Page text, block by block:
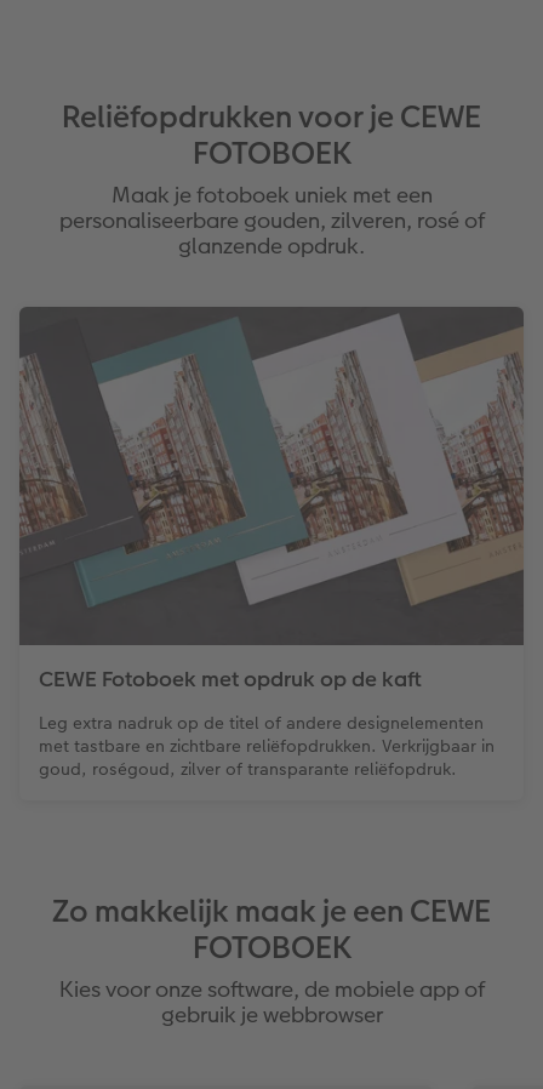
Reliëfopdrukken voor je CEWE
FOTOBOEK
Maak je fotoboek uniek met een
personaliseerbare gouden, zilveren, rosé of
glanzende opdruk.
CEWE Fotoboek met opdruk op de kaft
Leg extra nadruk op de titel of andere designelementen
met tastbare en zichtbare reliëfopdrukken. Verkrijgbaar in
goud, roségoud, zilver of transparante reliëfopdruk.
Zo makkelijk maak je een CEWE
FOTOBOEK
Kies voor onze software, de mobiele app of
gebruik je webbrowser